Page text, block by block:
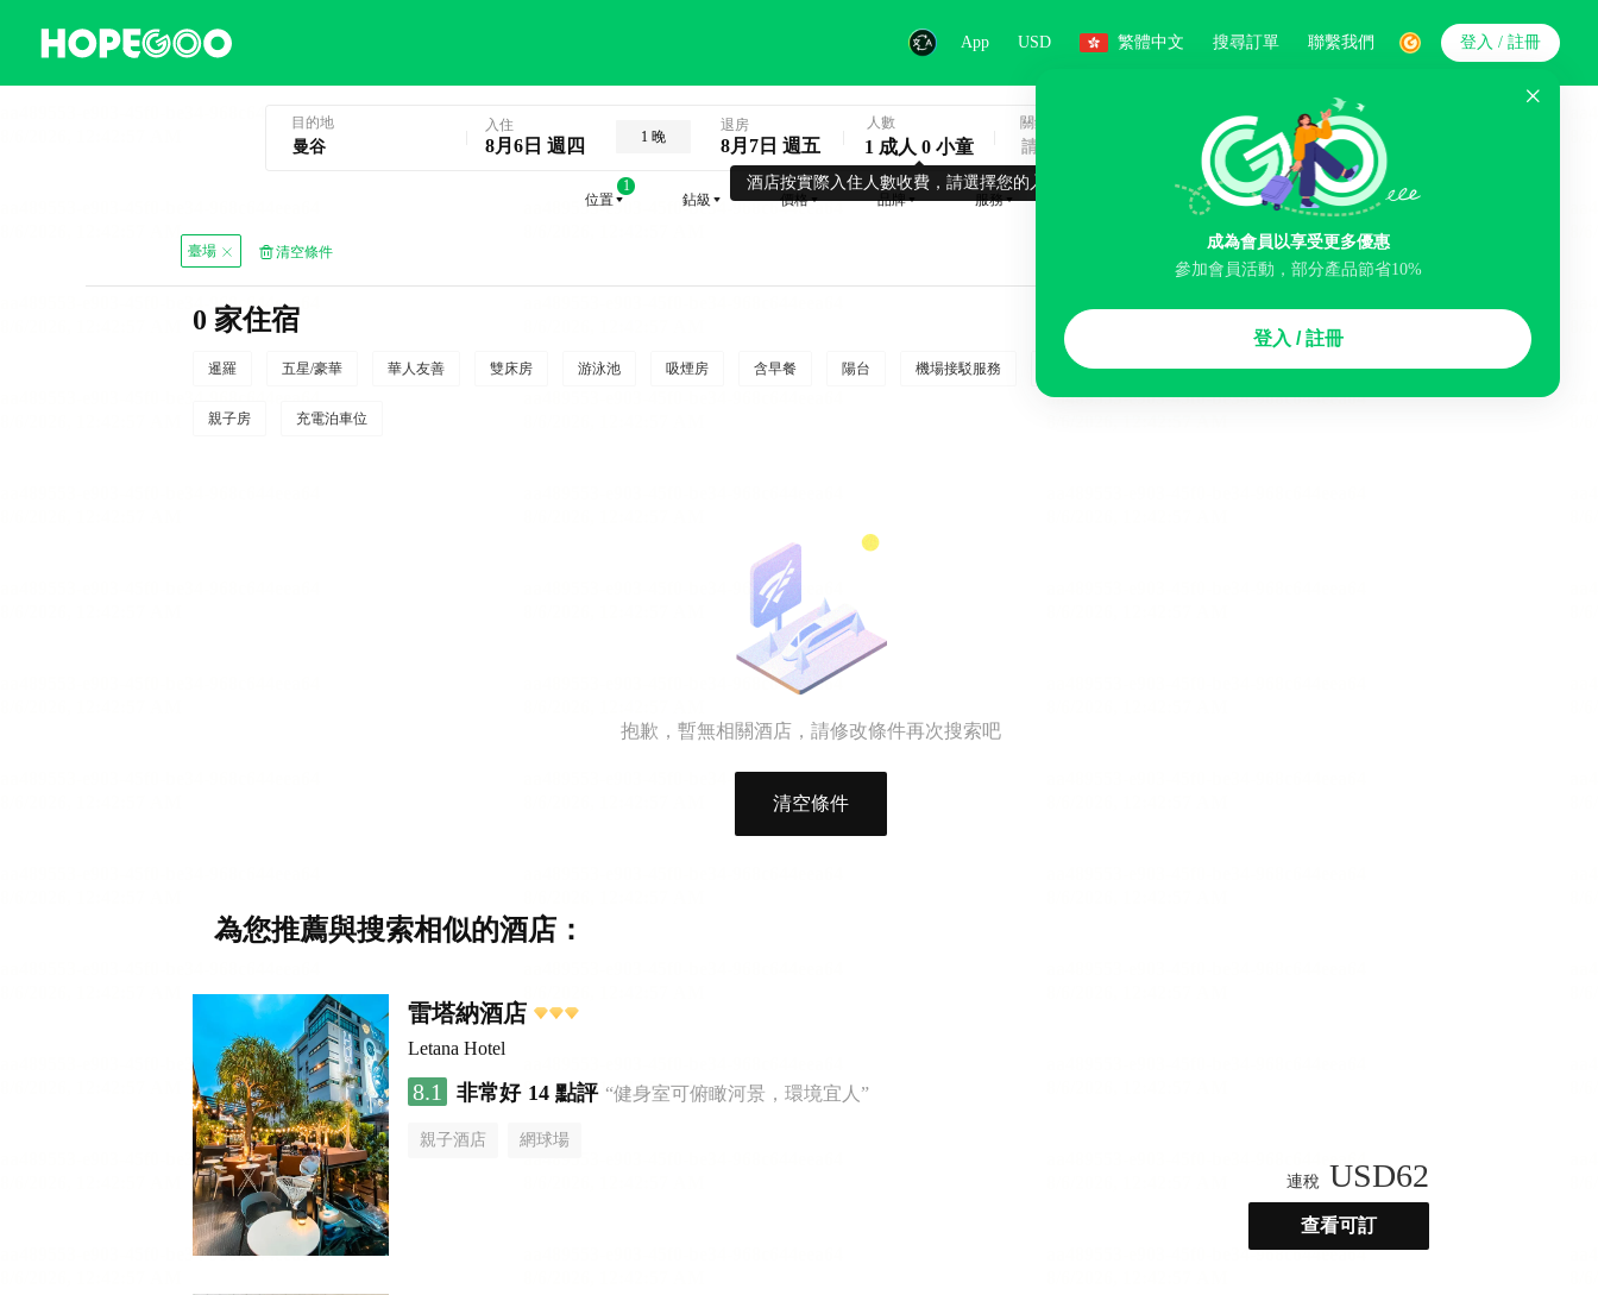
App USD 繁體中文 搜尋訂單 聯繫我們
成為會員以享受更多優惠
參加會員活動，部分產品節省10%
登入 / 註冊
登入 / 註冊
目的地 入住
8月6日 週四 1 晚
退房
8月7日 週五
酒店按實際入住人數收費，請選擇您的入住人數
人數
1 成人 0 小童
關鍵字
搜索
位置
1
鉆級
價格 品牌 服務
臺場 清空條件
0 家住宿
暹羅 五星/豪華 華人友善 雙床房 游泳池 吸煙房 含早餐 陽台 機場接駁服務 吸煙區 免費取消 民宿 泊車場
親子房 充電泊車位
抱歉，暫無相關酒店，請修改條件再次搜索吧
清空條件
為您推薦與搜索相似的酒店：
雷塔納酒店
Letana Hotel
8.1 非常好 14 點評 “健身室可俯瞰河景，環境宜人”
親子酒店 網球場
連稅 USD62
查看可訂